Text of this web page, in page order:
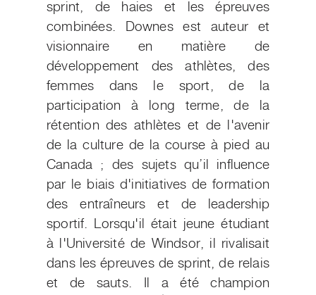
sprint, de haies et les épreuves
combinées. Downes est auteur et
visionnaire en matière de
développement des athlètes, des
femmes dans le sport, de la
participation à long terme, de la
rétention des athlètes et de l'avenir
de la culture de la course à pied au
Canada ; des sujets qu’il influence
par le biais d'initiatives de formation
des entraîneurs et de leadership
sportif. Lorsqu'il était jeune étudiant
à l'Université de Windsor, il rivalisait
dans les épreuves de sprint, de relais
et de sauts. Il a été champion